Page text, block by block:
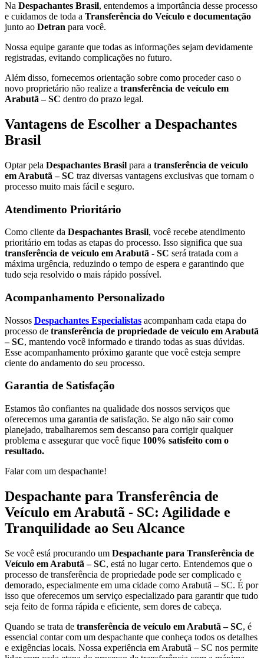
Na Despachantes Brasil, entendemos a importância desse processo
e cuidamos de toda a Transferência do Veículo e documentação
junto ao Detran para você.
Nossa equipe garante que todas as informações sejam devidamente
registradas, evitando complicações no futuro.
Além disso, fornecemos orientação sobre como proceder caso o
novo proprietário não realize a transferência de veículo em
Arabutã – SC dentro do prazo legal.
Vantagens de Escolher a Despachantes
Brasil
Optar pela Despachantes Brasil para a transferência de veículo
em Arabutã – SC traz diversas vantagens exclusivas que tornam o
processo muito mais fácil e seguro.
Atendimento Prioritário
Como cliente da Despachantes Brasil, você recebe atendimento
prioritário em todas as etapas do processo. Isso significa que sua
transferência de veículo em Arabutã - SC será tratada com a
máxima urgência, reduzindo o tempo de espera e garantindo que
tudo seja resolvido o mais rápido possível.
Acompanhamento Personalizado
Nossos Despachantes Especialistas acompanham cada etapa do
processo de transferência de propriedade de veículo em Arabutã
– SC, mantendo você informado e tirando todas as suas dúvidas.
Esse acompanhamento próximo garante que você esteja sempre
ciente do andamento do seu processo.
Garantia de Satisfação
Estamos tão confiantes na qualidade dos nossos serviços que
oferecemos uma garantia de satisfação. Se algo não sair como
planejado, trabalharemos sem descanso para corrigir qualquer
problema e assegurar que você fique 100% satisfeito com o
resultado.
Falar com um despachante!
Despachante para Transferência de
Veículo em Arabutã - SC: Agilidade e
Tranquilidade ao Seu Alcance
Se você está procurando um Despachante para Transferência de
Veículo em Arabutã – SC, está no lugar certo. Entendemos que o
processo de transferência de propriedade pode ser complicado e
demorado, especialmente em uma cidade como Arabutã – SC. É por
isso que oferecemos um serviço especializado para garantir que tudo
seja feito de forma rápida e eficiente, sem dores de cabeça.
Quando se trata de transferência de veículo em Arabutã – SC, é
essencial contar com um despachante que conheça todos os detalhes
e exigências locais. Nossa experiência em Arabutã – SC nos permite